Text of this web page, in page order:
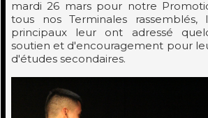
mardi 26 mars pour notre
tous nos Terminales rassemblés,
principaux leur ont adressé
soutien et d'encouragement pour
d'études secondaires.